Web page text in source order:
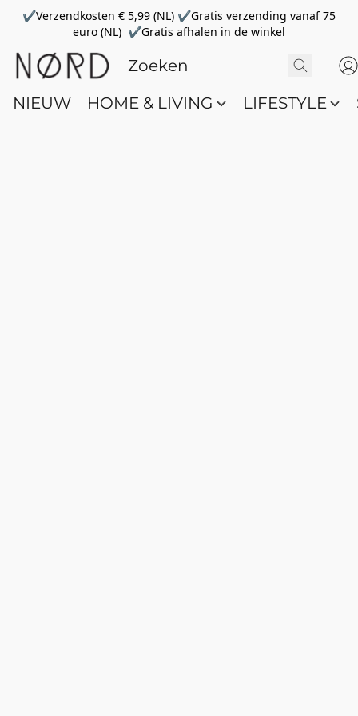
✔Verzendkosten € 5,99 (NL) ✔Gratis verzending vanaf 75
euro (NL) ✔Gratis afhalen in de winkel
NIEUW HOME & LIVING LIFESTYLE